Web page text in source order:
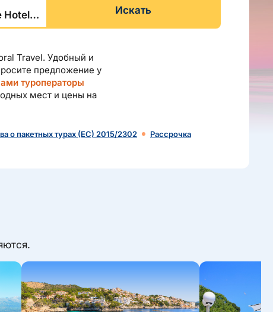
Искать
Travel. Удобный и
предложение у
туроператоры
мест и цены на
о пакетных турах (ЕС) 2015/2302 Рассрочка